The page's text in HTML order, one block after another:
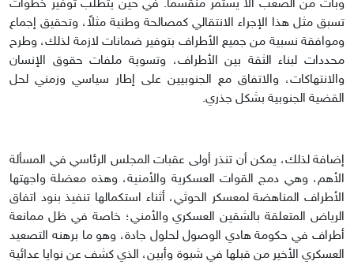
وبات من الصعب ألا يستمر منقسماً. في حين يتطلب توفير خطوات
تسبق مثل هذا الإجراء الانتقالي كمصالحة وطنية مثلاً، وتحقيق إجماع
وموافقة نسبية من جميع الأطراف بتوفير ضمانات لازمة لذلك، وطرح
محددات لبناء الثقة بين الأطراف، وتسوية ملفات حقوق الإنسان
والانتهاكات، والاتفاق مع الجنوبيين على إطار سياسي وزمني لحل
القضية الجنوبية بشكل جذري.
إضافة لذلك، يمكن أن تنذر أولى عقبات المجلس الرئاسي في المسألة
الأهم، وهي دمج القوات العسكرية والأمنية، وهذه معضلة واجهتها
الأطراف المناهضة لمعسكر الحوثي، أثناء استكمالها تنفيذ بنود اتفاق
الرياض المتعلقة بالشقين العسكري والأمني؛ خاصة في ظل ممانعة
أطراف في حكومة هادي الوصول لحلول جادة، وهو ما برهنه التصعيد
العسكري الأخير من قبلها في شبوة وأبين، الذي كشف عن نوايا عدائية